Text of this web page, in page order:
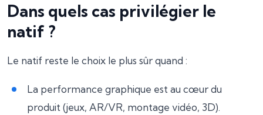
Dans quels cas privilégier le
natif ?
Le natif reste le choix le plus sûr quand :
La performance graphique est au cœur du
produit (jeux, AR/VR, montage vidéo, 3D).